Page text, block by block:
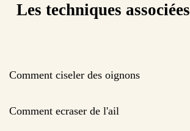
Les techniques associées
Comment ciseler des oignons
Comment ecraser de l'ail